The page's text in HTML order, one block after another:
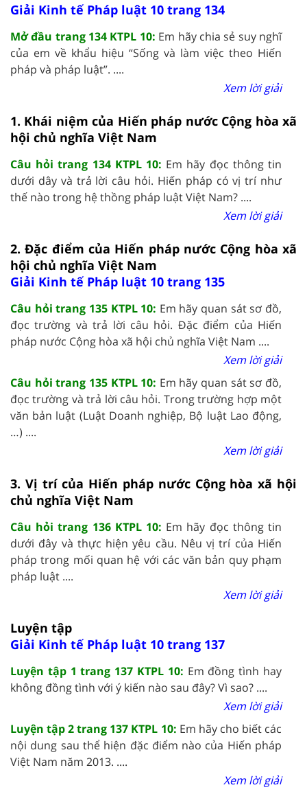
Giải Kinh tế Pháp luật 10 trang 134
Mở đầu trang 134 KTPL 10: Em hãy chia sẻ suy nghĩ
của em về khẩu hiệu “Sống và làm việc theo Hiến
pháp và pháp luật”. ....
Xem lời giải
1. Khái niệm của Hiến pháp nước Cộng hòa xã
hội chủ nghĩa Việt Nam
Câu hỏi trang 134 KTPL 10: Em hãy đọc thông tin
dưới dây và trả lời câu hỏi. Hiến pháp có vị trí như
thế nào trong hệ thồng pháp luật Việt Nam? ....
Xem lời giải
2. Đặc điểm của Hiến pháp nước Cộng hòa xã
hội chủ nghĩa Việt Nam
Giải Kinh tế Pháp luật 10 trang 135
Câu hỏi trang 135 KTPL 10: Em hãy quan sát sơ đồ,
đọc trường và trả lời câu hỏi. Đặc điểm của Hiến
pháp nước Cộng hòa xã hội chủ nghĩa Việt Nam ....
Xem lời giải
Câu hỏi trang 135 KTPL 10: Em hãy quan sát sơ đồ,
đọc trường và trả lời câu hỏi. Trong trường hợp một
văn bản luật (Luật Doanh nghiệp, Bộ luật Lao động,
…) ....
Xem lời giải
3. Vị trí của Hiến pháp nước Cộng hòa xã hội
chủ nghĩa Việt Nam
Câu hỏi trang 136 KTPL 10: Em hãy đọc thông tin
dưới đây và thực hiện yêu cầu. Nêu vị trí của Hiến
pháp trong mối quan hệ với các văn bản quy phạm
pháp luật ....
Xem lời giải
Luyện tập
Giải Kinh tế Pháp luật 10 trang 137
Luyện tập 1 trang 137 KTPL 10: Em đồng tình hay
không đồng tình với ý kiến nào sau đây? Vì sao? ....
Xem lời giải
Luyện tập 2 trang 137 KTPL 10: Em hãy cho biết các
nội dung sau thể hiện đặc điểm nào của Hiến pháp
Việt Nam năm 2013. ....
Xem lời giải